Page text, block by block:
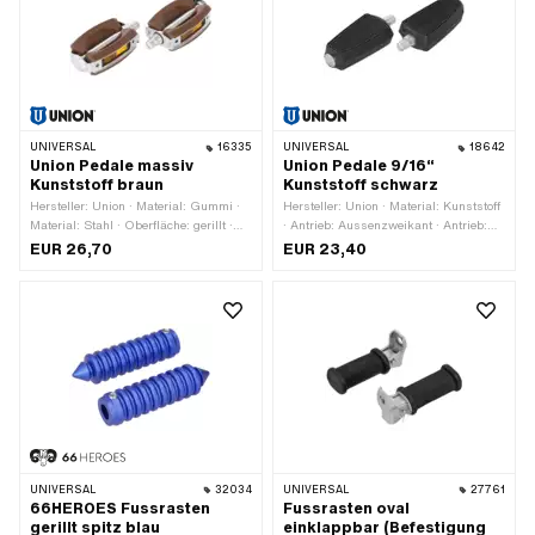
UNIVERSAL 16335
Union Pedale massiv
Kunststoff braun
Hersteller: Union · Material: Gummi ·
Material: Stahl · Oberfläche: gerillt ·
Farbe: braun · Farbe: silber · Antrieb:
EUR 26,70
UNIVERSAL 18642
Union Pedale 9/16“
Kunststoff schwarz
Hersteller: Union · Material: Kunststoff
· Antrieb: Aussenzweikant · Antrieb:
Innensechskant · Farbe: schwarz ·
EUR 23,40
UNIVERSAL 32034
66HEROES Fussrasten
gerillt spitz blau
UNIVERSAL 27761
Fussrasten oval
einklappbar (Befestigung